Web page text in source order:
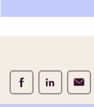
a
d
e
c
Correo
Compartir Facebook
Compartir